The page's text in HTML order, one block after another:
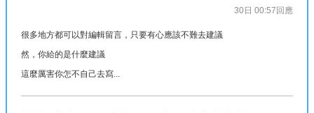
30日 00:57 回應
很多地方都可以對編輯留言，只要有心應該不難去建議
然，你給的是什麼建議
這麼厲害你怎不自己去寫...